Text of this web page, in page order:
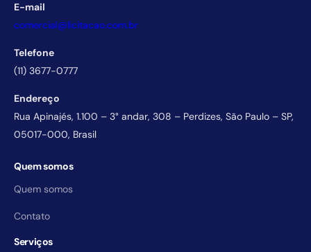
E-mail
comercial@licitacao.com.br
Telefone
(11) 3677-0777
Endereço
Rua Apinajés, 1.100 – 3° andar, 308 – Perdizes, São Paulo – SP,
05017-000, Brasil
Quem somos
Quem somos
Contato
Serviços